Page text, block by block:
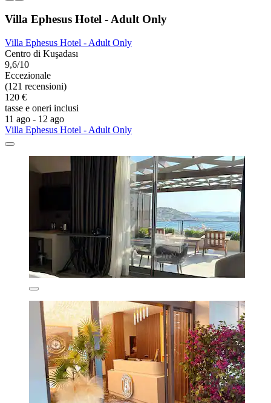
Villa Ephesus Hotel - Adult Only
Villa Ephesus Hotel - Adult Only
Centro di Kuşadası
9,6/10
Eccezionale
(121 recensioni)
120 €
tasse e oneri inclusi
11 ago - 12 ago
Villa Ephesus Hotel - Adult Only